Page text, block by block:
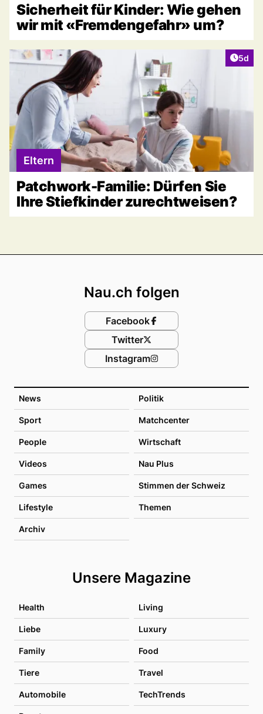
Sicherheit für Kinder: Wie gehen
wir mit «Fremdengefahr» um?
5d
Eltern
Patchwork-Familie: Dürfen Sie
Ihre Stiefkinder zurechtweisen?
News Politik
Sport Matchcenter
People Wirtschaft
Videos Nau Plus
Games Stimmen der Schweiz
Lifestyle Themen
Archiv
Unsere Magazine
Health Living
Liebe Luxury
Family Food
Tiere Travel
Automobile TechTrends
Nau.ch folgen
Facebook
Twitter
Instagram